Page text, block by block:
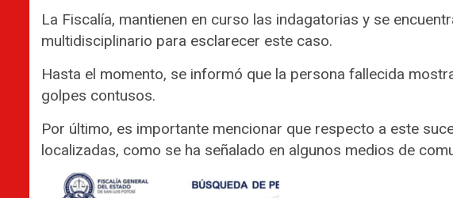
La Fiscalía, mantienen en curso las indagatorias y se
multidisciplinario para esclarecer este caso.
Hasta el momento, se informó que la persona fallecida
golpes contusos.
Por último, es importante mencionar que respecto a este
localizadas, como se ha señalado en algunos medios de